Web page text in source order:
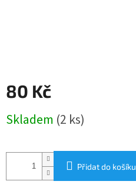
80 Kč
cena:
Skladem (2 ks)
Přidat do košíku